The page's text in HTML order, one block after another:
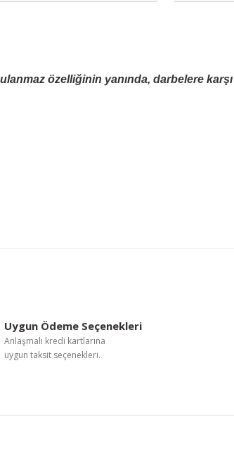
özelliğinin yanında, darbelere
Uygun Ödeme Seçenekleri
Anlaşmalı kredi kartlarına
uygun taksit seçenekleri.